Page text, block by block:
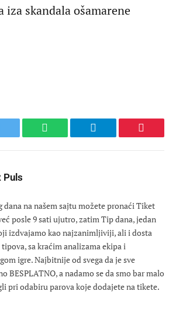
iza skandala ošamarene
WhatsApp Telegram
Puls
dana na našem sajtu možete pronaći Tiket
posle 9 sati ujutro, zatim Tip dana, jedan
izdvajamo kao najzanimljiviji, ali i dosta
sa kraćim analizama ekipa i
igre. Najbitnije od svega da je sve
BESPLATNO, a nadamo se da smo bar malo
pri odabiru parova koje dodajete na tikete.